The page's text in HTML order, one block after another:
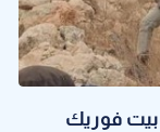
فوريك